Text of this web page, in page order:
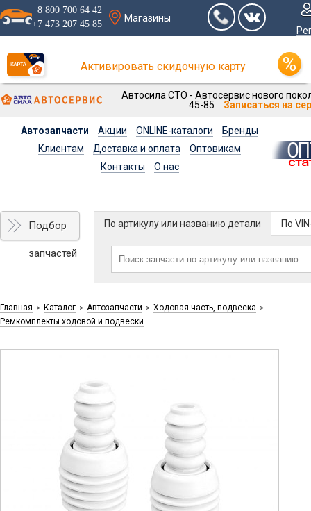
8 800 700 64 42
+7 473 207 45 85
Магазины
Активировать скидочную карту
Автосила СТО - Автосервис нового
45-85
Записаться на
Автозапчасти Акции ONLINE-каталоги
Бренды
Клиентам
Доставка и оплата
Оптовикам
Контакты
О нас
Подбор
запчастей
По артикулу или названию детали По
Главная > Каталог > Автозапчасти > Ходовая часть, подвеска >
Ремкомплекты ходовой и подвески